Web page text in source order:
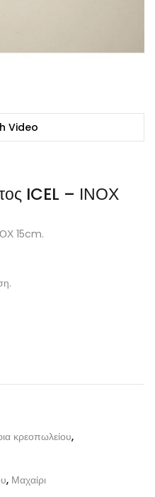
Video
ICEL – ΙΝΟΧ
15cm.
κρεοπωλείου,
, Μαχαίρι